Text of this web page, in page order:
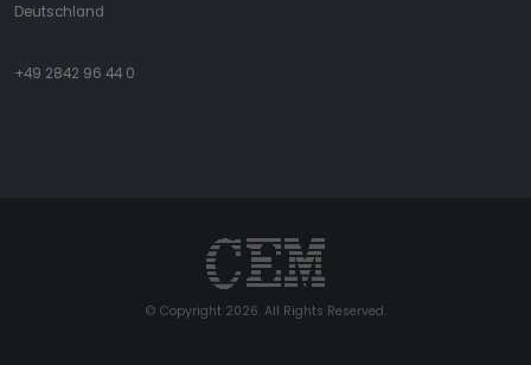
Deutschland
+49 2842 96 44 0
© Copyright 2026. All Rights Reserved.